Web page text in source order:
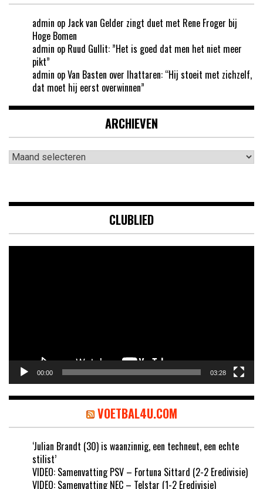
admin op Jack van Gelder zingt duet met Rene Froger bij
Hoge Bomen
admin op Ruud Gullit: ”Het is goed dat men het niet meer
pikt”
admin opVan Basten over Ihattaren: “Hij stoeit met zichzelf,
dat moet hij eerst overwinnen”
ARCHIEVEN
Archieven
CLUBLIED
00:00 03:28
VOETBAL4U.COM
‘Julian Brandt (30) is waanzinnig, een techneut, een echte
stilist’
VIDEO: Samenvatting PSV – Fortuna Sittard (2-2 Eredivisie)
VIDEO: Samenvatting NEC – Telstar (1-2 Eredivisie)